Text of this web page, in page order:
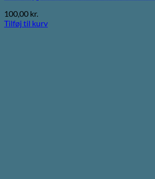
100,00 kr.
Tilføj til kurv